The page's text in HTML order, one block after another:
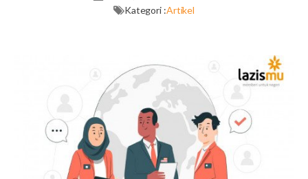
Kategori :Artikel